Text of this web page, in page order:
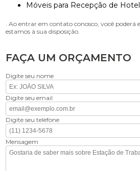
Móveis para Recepção de Hotel
. Ao entrar em contato conosco, você poderá
estamos à sua disposição.
FAÇA UM ORÇAMENTO
Digite seu nome
Digite seu email
Digite seu telefone
Mensagem